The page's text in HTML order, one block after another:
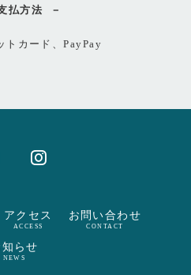
払方法
トカード、PayPay
アクセス
ACCESS
お問い合わせ
CONTACT
知らせ
NEWS